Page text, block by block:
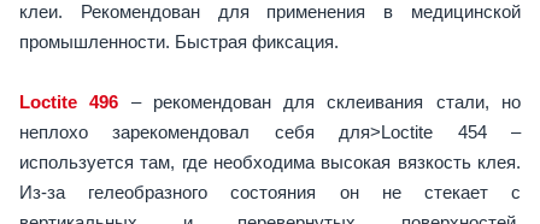
клеи. Рекомендован для применения в медицинской
промышленности. Быстрая фиксация.
Loctite 496 – рекомендован для склеивания стали, но
неплохо зарекомендовал себя для>Loctite 454 –
используется там, где необходима высокая вязкость клея.
Из-за гелеобразного состояния он не стекает с